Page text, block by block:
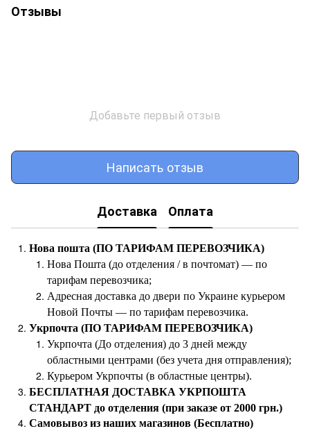
Отзывы
Добавьте первый отзыв
Написать отзыв
Доставка Оплата
Нова пошта (ПО ТАРИФАМ ПЕРЕВОЗЧИКА)
Нова Пошта (до отделения / в почтомат) — по
тарифам перевозчика;
Адресная доставка до двери по Украине курьером
Новой Почты — по тарифам перевозчика.
Укрпочта (ПО ТАРИФАМ ПЕРЕВОЗЧИКА)
Укрпочта (До отделения) до 3 дней между
областными центрами (без учета дня отправления);
Курьером Укрпочты (в областные центры).
БЕСПЛАТНАЯ ДОСТАВКА УКРПОШТА
СТАНДАРТ до отделения (при заказе от 2000 грн.)
Самовывоз из наших магазинов (Бесплатно)